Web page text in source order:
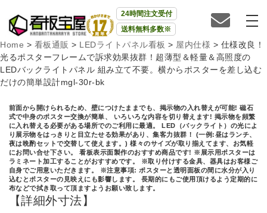
24時間注文受付
送料無料多数※
Home > 看板通販 > LEDライトパネル看板 > 屋内仕様 > 仕様改良！
光るポスターフレームで訴求効果抜群！超薄型＆軽量＆高照度の
LEDバックライトパネル 組み立て不要。横からポスターを差し込む
だけの簡単設計mgl-30r-bk
前面から開けられるため、壁につけたままでも、掲示物の入れ替えが可能! 磁石
式で中身のポスター交換が簡単、 いろいろな内容を切り替えます! 掲示物を頻繁
に入れ替える必要がある場所でのご利用に最適。 LED（バックライト）の光によ
り展示物をはっきりと目立たせる効果があり、集客力抜群！ (一例:昼はランチ、
夜は晩酌セットで交替して使えます。) 様々のサイズが取り揃えてます、お気軽
にお問い合せ下さい。 看板表示面製作のおすすめ商品です! ※展示用ポスターは
ラミネート加工することがおすすめです。 ※取り付けする金具、器具はお客様ご
自身でご用意いただきます。 ※注意事項: ポスターと透明面板の間に水分が入り
込むとポスターの見映えにも影響します。 長期的にもご使用頂けるよう定期的に
布などで拭き取って頂ますようお願い致します。
【詳細外寸法】